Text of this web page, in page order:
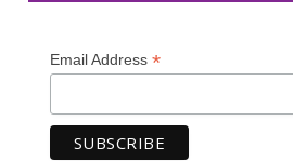
Email Address *